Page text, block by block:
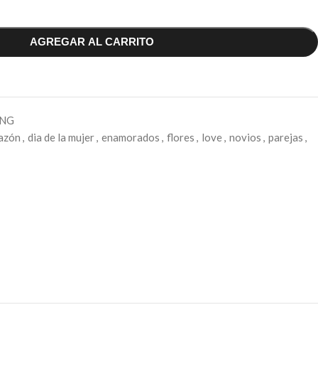
AGREGAR AL CARRITO
, dia de la mujer, enamorados , flores , love, novios , parejas ,